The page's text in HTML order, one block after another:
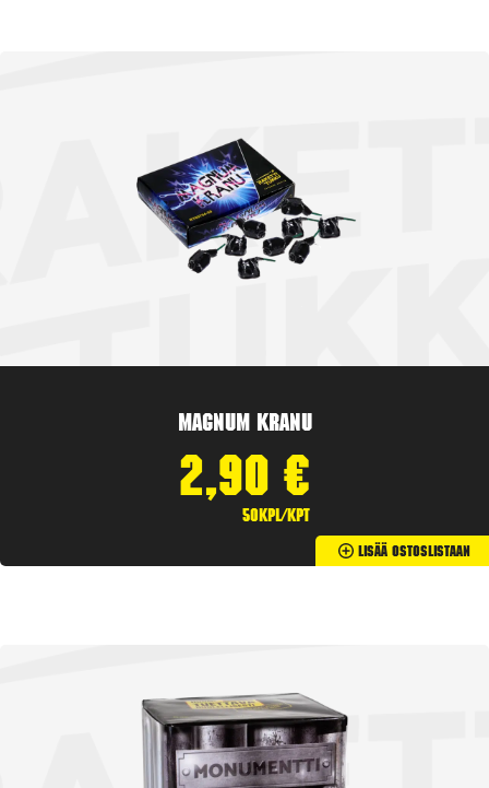
Magnum Kranu
2,90 €
50kpl/kpt
Lisää Ostoslistaan